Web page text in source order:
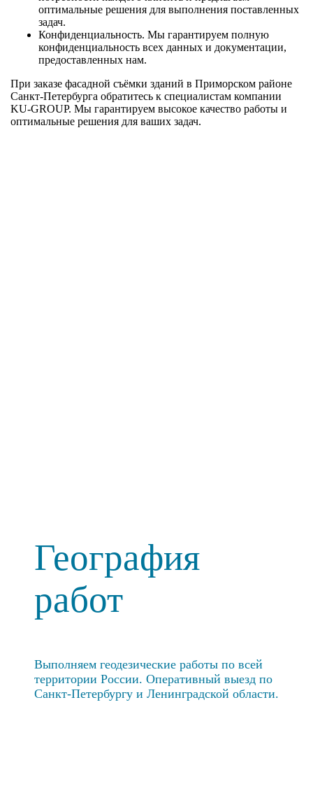
оптимальные решения для выполнения поставленных
задач.
Конфиденциальность. Мы гарантируем полную
конфиденциальность всех данных и документации,
предоставленных нам.
При заказе фасадной съёмки зданий в Приморском районе
Санкт-Петербурга обратитесь к специалистам компании
KU-GROUP. Мы гарантируем высокое качество работы и
оптимальные решения для ваших задач.
География
работ
Выполняем геодезические работы по всей
территории России. Оперативный выезд по
Санкт-Петербургу и Ленинградской области.